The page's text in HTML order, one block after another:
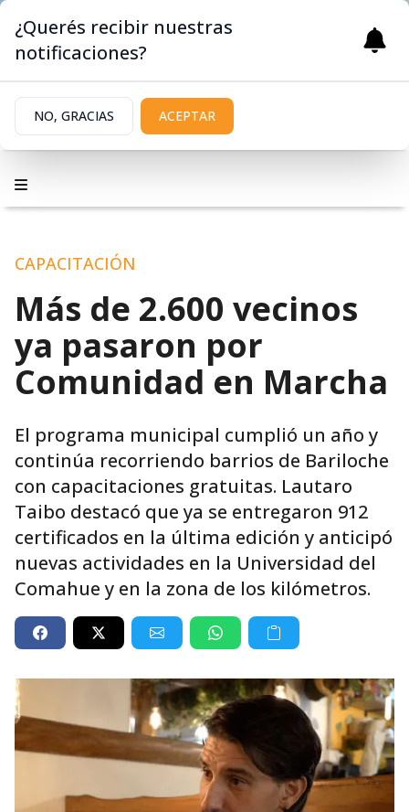
CAPACITACIÓN
Más de 2.600 vecinos
ya pasaron por
Comunidad en Marcha
El programa municipal cumplió un año y
continúa recorriendo barrios de Bariloche
con capacitaciones gratuitas. Lautaro
Taibo destacó que ya se entregaron 912
certificados en la última edición y anticipó
nuevas actividades en la Universidad del
Comahue y en la zona de los kilómetros.
¿Querés recibir nuestras
notificaciones?
NO, GRACIAS ACEPTAR